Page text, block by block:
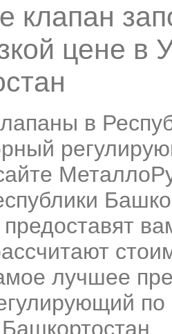
клапан
цене в
в
предоставят
лучшее